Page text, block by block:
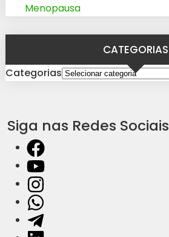
Menopausa
CATEGORIAS
Categorias
Siga nas Redes Sociais